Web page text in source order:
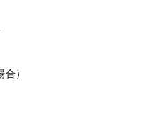
）